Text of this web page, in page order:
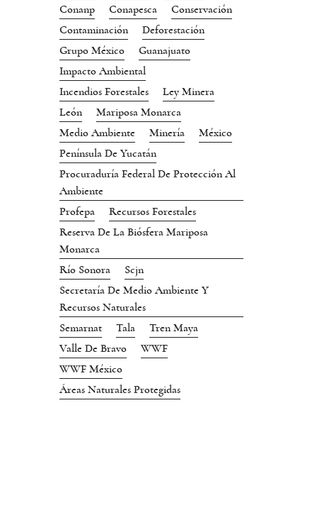
Conanp
Conapesca
Conservación
Contaminación
Deforestación
Grupo México
Guanajuato
Impacto Ambiental
Incendios Forestales
Ley Minera
León
Mariposa Monarca
Medio Ambiente
Minería
México
Península De Yucatán
Procuraduría Federal De Protección Al
Ambiente
Profepa
Recursos Forestales
Reserva De La Biósfera Mariposa
Monarca
Río Sonora
Scjn
Secretaría De Medio Ambiente Y
Recursos Naturales
Semarnat
Tala
Tren Maya
Valle De Bravo
WWF
WWF México
Áreas Naturales Protegidas